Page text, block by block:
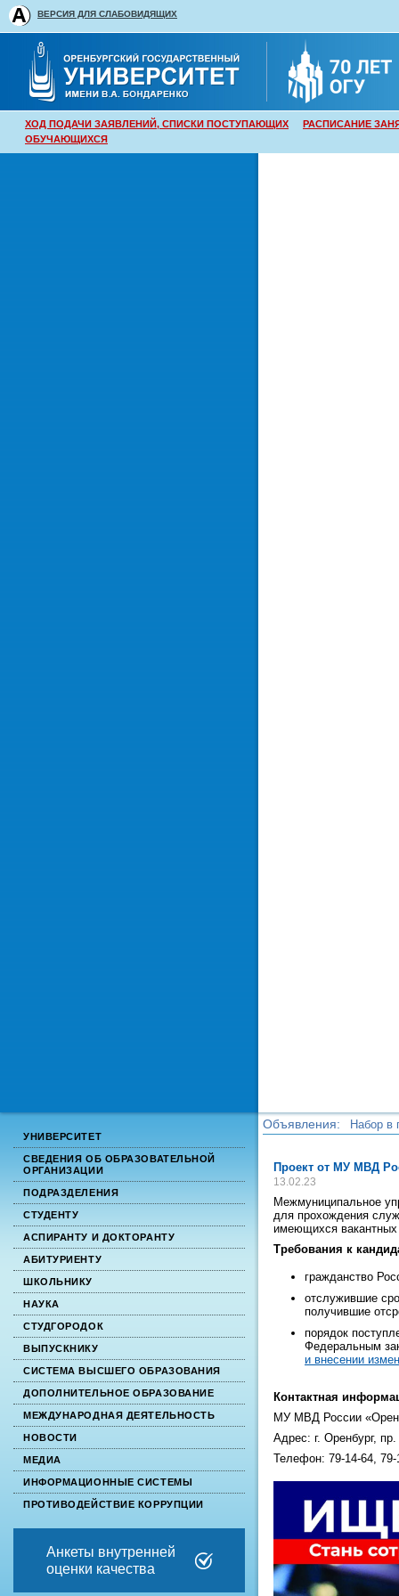
ВЕРСИЯ ДЛЯ СЛАБОВИДЯЩИХ
ХОД ПОДАЧИ ЗАЯВЛЕНИЙ, СПИСКИ ПОСТУПАЮЩИХ
РАСПИСАНИЕ
ОБУЧАЮЩИХСЯ
УНИВЕРСИТЕТ
СВЕДЕНИЯ ОБ ОБРАЗОВАТЕЛЬНОЙ
ОРГАНИЗАЦИИ
ПОДРАЗДЕЛЕНИЯ
СТУДЕНТУ
АСПИРАНТУ И ДОКТОРАНТУ
АБИТУРИЕНТУ
ШКОЛЬНИКУ
НАУКА
СТУДГОРОДОК
ВЫПУСКНИКУ
СИСТЕМА ВЫСШЕГО ОБРАЗОВАНИЯ
ДОПОЛНИТЕЛЬНОЕ ОБРАЗОВАНИЕ
МЕЖДУНАРОДНАЯ ДЕЯТЕЛЬНОСТЬ
НОВОСТИ
МЕДИА
ИНФОРМАЦИОННЫЕ СИСТЕМЫ
ПРОТИВОДЕЙСТВИЕ КОРРУПЦИИ
Анкеты внутренней
оценки качества
Объявления:
Набор в
Проект от МУ МВД
13.02.23
Межмуниципальное
для прохождения
имеющихся
Требования к
гражданство
отслужившие
получившие
порядок
Федеральным
и внесении
Контактная
МУ МВД России
Адрес: г. Оренбург, пр.
Телефон: 79-14-64, 79-